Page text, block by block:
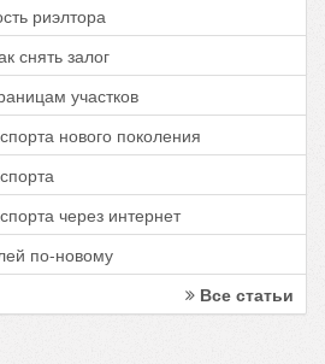
риэлтора
снять залог
участков
нового поколения
через интернет
по-новому
Все статьи